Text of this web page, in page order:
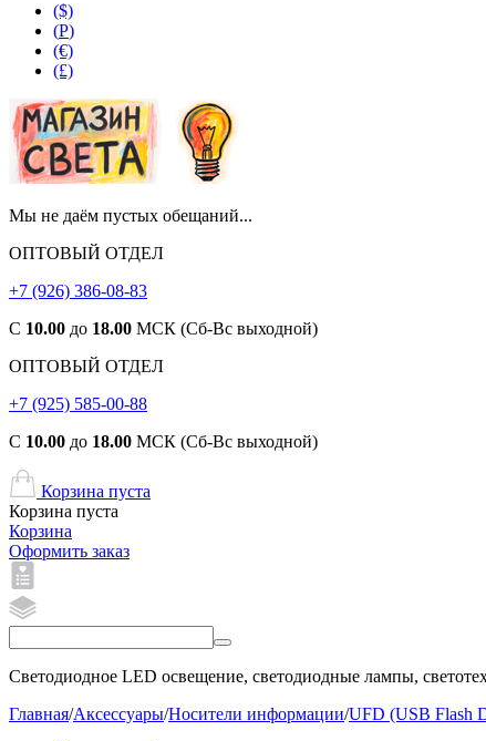
($)
(Р)
(€)
(£)
Мы не даём пустых обещаний...
ОПТОВЫЙ ОТДЕЛ
+7 (926) 386-08-83
С 10.00 до 18.00 МСК (Сб-Вс выходной)
ОПТОВЫЙ ОТДЕЛ
+7 (925) 585-00-88
С 10.00 до 18.00 МСК (Сб-Вс выходной)
Корзина пуста
Корзина пуста
Корзина
Оформить заказ
Светодиодное LED освещение, светодиодные лампы,
Главная/Аксессуары/Носители информации/UFD (USB Flash